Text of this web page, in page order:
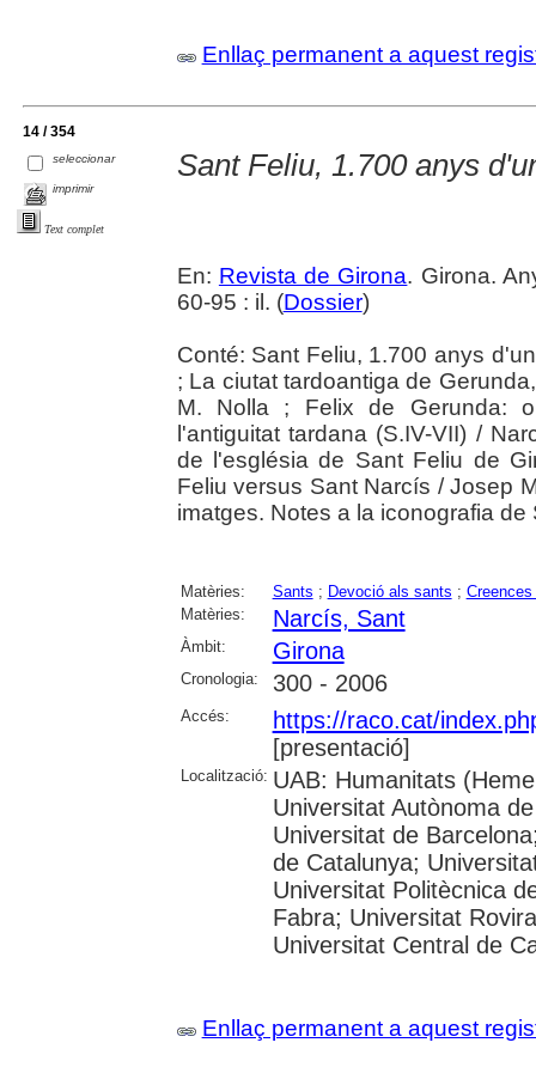
Enllaç permanent a aquest
14 / 354
seleccionar
imprimir
Text complet
Sant Feliu, 1.700 anys
En: Revista de Girona. Girona.
60-95 : il. (Dossier)
Conté: Sant Feliu, 1.700 anys
; La ciutat tardoantiga de
M. Nolla ; Felix de Gerunda:
l'antiguitat tardana (S.IV-VII) /
de l'església de Sant Feliu de
Feliu versus Sant Narcís / Josep
imatges. Notes a la iconografia
Matèries: Sants ; Devoció als sants ;
Matèries:
Narcís, Sant
Àmbit: Girona
Cronologia: 300 - 2006
Accés:
https://raco.cat/
[presentació]
Localització: UAB: Humanitats
Universitat Autònoma
Universitat de
de Catalunya;
Universitat Politècnica
Fabra; Universitat
Universitat Central de
Enllaç permanent a aquest